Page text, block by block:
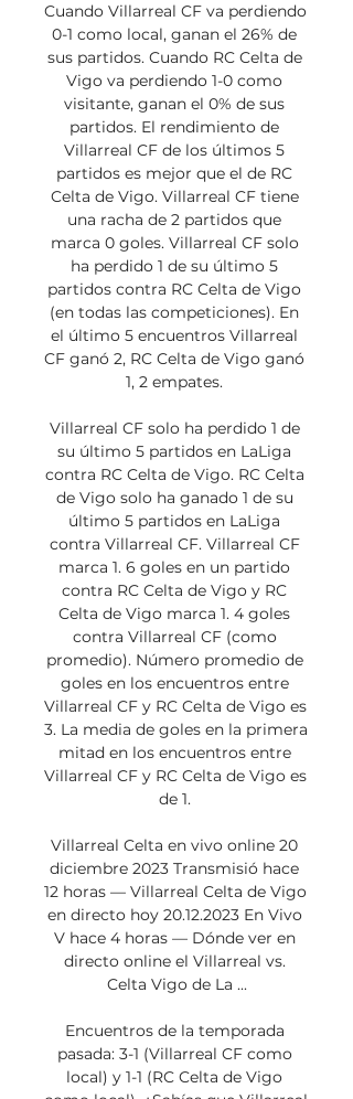
Cuando Villarreal CF va perdiendo
0-1 como local, ganan el 26% de
sus partidos. Cuando RC Celta de
Vigo va perdiendo 1-0 como
visitante, ganan el 0% de sus
partidos. El rendimiento de
Villarreal CF de los últimos 5
partidos es mejor que el de RC
Celta de Vigo. Villarreal CF tiene
una racha de 2 partidos que
marca 0 goles. Villarreal CF solo
ha perdido 1 de su último 5
partidos contra RC Celta de Vigo
(en todas las competiciones). En
el último 5 encuentros Villarreal
CF ganó 2, RC Celta de Vigo ganó
1, 2 empates.
Villarreal CF solo ha perdido 1 de
su último 5 partidos en LaLiga
contra RC Celta de Vigo. RC Celta
de Vigo solo ha ganado 1 de su
último 5 partidos en LaLiga
contra Villarreal CF. Villarreal CF
marca 1. 6 goles en un partido
contra RC Celta de Vigo y RC
Celta de Vigo marca 1. 4 goles
contra Villarreal CF (como
promedio). Número promedio de
goles en los encuentros entre
Villarreal CF y RC Celta de Vigo es
3. La media de goles en la primera
mitad en los encuentros entre
Villarreal CF y RC Celta de Vigo es
de 1.
Villarreal Celta en vivo online 20
diciembre 2023 Transmisió hace
12 horas — Villarreal Celta de Vigo
en directo hoy 20.12.2023 En Vivo
V hace 4 horas — Dónde ver en
directo online el Villarreal vs.
Celta Vigo de La ...
Encuentros de la temporada
pasada: 3-1 (Villarreal CF como
local) y 1-1 (RC Celta de Vigo